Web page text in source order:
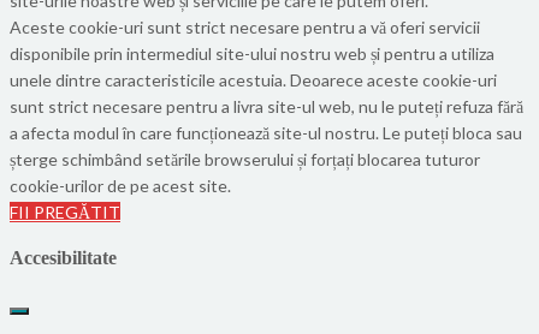
Aceste cookie-uri sunt strict necesare pentru a vă oferi servicii
disponibile prin intermediul site-ului nostru web și pentru a utiliza
unele dintre caracteristicile acestuia. Deoarece aceste cookie-uri
sunt strict necesare pentru a livra site-ul web, nu le puteți refuza fără
a afecta modul în care funcționează site-ul nostru. Le puteți bloca sau
șterge schimbând setările browserului și forțați blocarea tuturor
cookie-urilor de pe acest site.
FII PREGĂTIT
Accesibilitate